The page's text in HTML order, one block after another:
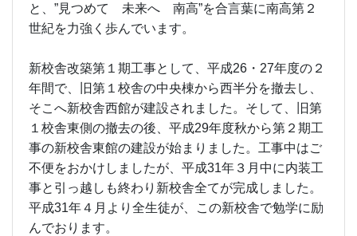
と、”見つめて 未来へ 南高”を合言葉に南高第２
世紀を力強く歩んでいます。
新校舎改築第１期工事として、平成26・27年度の２
年間で、旧第１校舎の中央棟から西半分を撤去し、
そこへ新校舎西館が建設されました。そして、旧第
１校舎東側の撤去の後、平成29年度秋から第２期工
事の新校舎東館の建設が始まりました。工事中はご
不便をおかけしましたが、平成31年３月中に内装工
事と引っ越しも終わり新校舎全てが完成しました。
平成31年４月より全生徒が、この新校舎で勉学に励
んでおります。